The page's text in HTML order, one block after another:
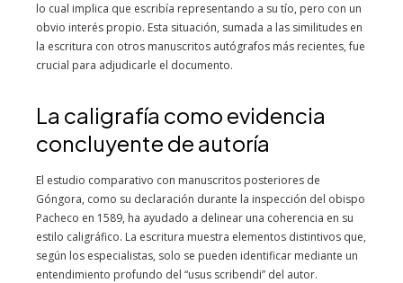
lo cual implica que escribía representando a su tío, pero con un
obvio interés propio. Esta situación, sumada a las similitudes en
la escritura con otros manuscritos autógrafos más recientes, fue
crucial para adjudicarle el documento.
La caligrafía como evidencia
concluyente de autoría
El estudio comparativo con manuscritos posteriores de
Góngora, como su declaración durante la inspección del obispo
Pacheco en 1589, ha ayudado a delinear una coherencia en su
estilo caligráfico. La escritura muestra elementos distintivos que,
según los especialistas, solo se pueden identificar mediante un
entendimiento profundo del “usus scribendi” del autor.